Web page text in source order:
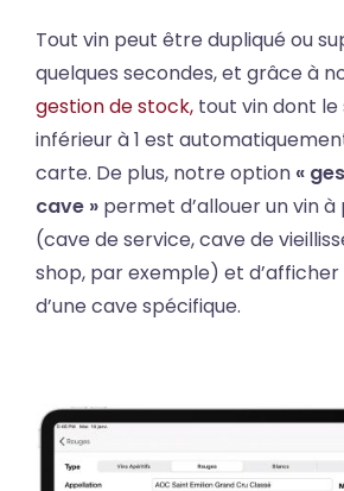
Tout vin peut être dupliqué ou
quelques secondes, et grâce à
gestion de stock, tout vin dont
inférieur à 1 est
carte. De plus, notre option «
cave » permet d’allouer un vin à
(cave de service, cave de
shop, par exemple) et
d’une cave spécifique.